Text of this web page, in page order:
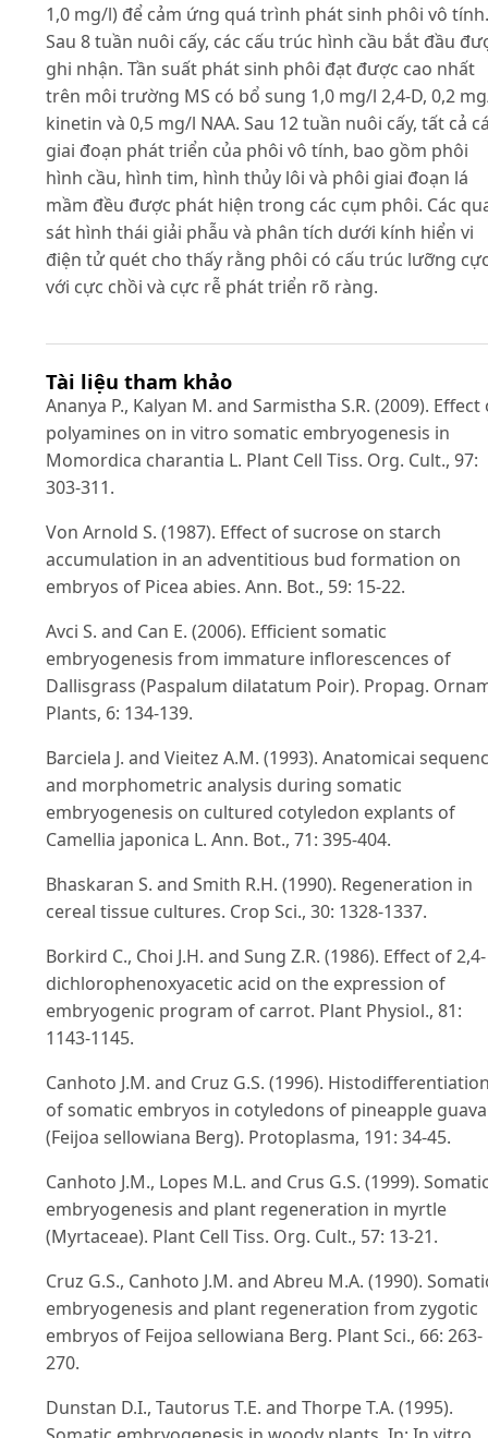
1,0 mg/l) để cảm ứng quá trình phát sinh phôi vô tính.
Sau 8 tuần nuôi cấy, các cấu trúc hình cầu bắt đầu
ghi nhận. Tần suất phát sinh phôi đạt được cao nhất
trên môi trường MS có bổ sung 1,0 mg/l 2,4-D, 0,2
kinetin và 0,5 mg/l NAA. Sau 12 tuần nuôi cấy, tất cả
giai đoạn phát triển của phôi vô tính, bao gồm phôi
hình cầu, hình tim, hình thủy lôi và phôi giai đoạn lá
mầm đều được phát hiện trong các cụm phôi. Các
sát hình thái giải phẫu và phân tích dưới kính hiển vi
điện tử quét cho thấy rằng phôi có cấu trúc lưỡng
với cực chồi và cực rễ phát triển rõ ràng.
Tài liệu tham khảo
Ananya P., Kalyan M. and Sarmistha S.R. (2009). Effect
polyamines on in vitro somatic embryogenesis in
Momordica charantia L. Plant Cell Tiss. Org. Cult., 97:
303-311.
Von Arnold S. (1987). Effect of sucrose on starch
accumulation in an adventitious bud formation on
embryos of Picea abies. Ann. Bot., 59: 15-22.
Avci S. and Can E. (2006). Efficient somatic
embryogenesis from immature inflorescences of
Dallisgrass (Paspalum dilatatum Poir). Propag.
Plants, 6: 134-139.
Barciela J. and Vieitez A.M. (1993). Anatomicai
and morphometric analysis during somatic
embryogenesis on cultured cotyledon explants of
Camellia japonica L. Ann. Bot., 71: 395-404.
Bhaskaran S. and Smith R.H. (1990). Regeneration in
cereal tissue cultures. Crop Sci., 30: 1328-1337.
Borkird C., Choi J.H. and Sung Z.R. (1986). Effect of 2,4-
dichlorophenoxyacetic acid on the expression of
embryogenic program of carrot. Plant Physiol., 81:
1143-1145.
Canhoto J.M. and Cruz G.S. (1996).
of somatic embryos in cotyledons of pineapple guava
(Feijoa sellowiana Berg). Protoplasma, 191: 34-45.
Canhoto J.M., Lopes M.L. and Crus G.S. (1999).
embryogenesis and plant regeneration in myrtle
(Myrtaceae). Plant Cell Tiss. Org. Cult., 57: 13-21.
Cruz G.S., Canhoto J.M. and Abreu M.A. (1990).
embryogenesis and plant regeneration from zygotic
embryos of Feijoa sellowiana Berg. Plant Sci., 66: 263-
270.
Dunstan D.I., Tautorus T.E. and Thorpe T.A. (1995).